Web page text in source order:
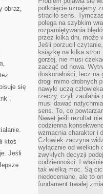
obraz,
się
ktoś
Jeśli
potknięcie uznajemy
straciło sens.
polega na szybkim
rozpamiętywania
przez kilka dni, może
Jeśli porzucił
książkę na kilka
gorzej, nie musi
zacząć od nowa.
doskonałości, lecz na
drogi mimo drobnych
nawyki uczą
rzeczy, czyli zaufania
musi dawać
sens. To, co
Nawet jeśli rezultat
codzienna
wzmacnia charakter i
Człowiek zaczyna
wyłącznie od wielkich
zwykłych decyzji
codzienności. I
tak wielką moc. Są
niedoceniane, ale to
fundament trwałej